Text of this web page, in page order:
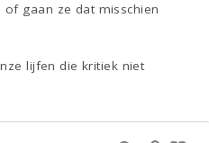
gaan ze dat misschien
lijfen die kritiek niet